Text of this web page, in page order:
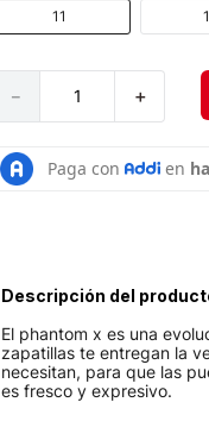
11
＋
－
Descripción del
El phantom x es una
zapatillas te entregan la
necesitan, para que las
es fresco y expresivo.